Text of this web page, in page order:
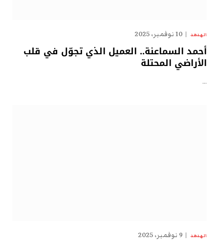
الهدهد 10 نوفمبر، 2025
أحمد السماعنة.. العميل الذي تجوّل في قلب
الأراضي المحتلة
…
الهدهد 9 نوفمبر، 2025